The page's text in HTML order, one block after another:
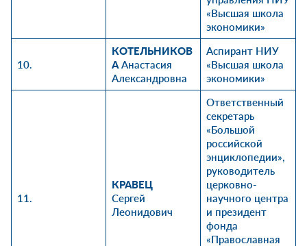
«Высшая школа
экономики»
10.
КОТЕЛЬНИКОВ
ААнастасия
Александровна
Аспирант НИУ
«Высшая школа
экономики»
11.
КРАВЕЦ
Сергей
Леонидович
Ответственный
секретарь
«Большой
российской
энциклопедии»,
руководитель
церковно-
научного центра
и президент
фонда
«Православная